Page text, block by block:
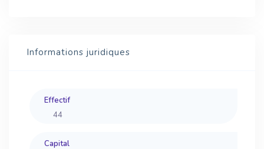
Informations juridiques
Effectif
44
Capital